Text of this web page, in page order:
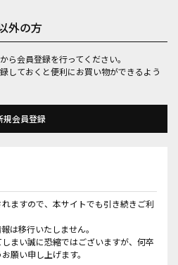
外の方
ら会員登録を行ってください。
しておくと便利にお買い物ができるよう
ますので、本サイトでも引き続きご利
は移行いたしません。
まい誠に恐縮ではございますが、何卒
願い申し上げます。